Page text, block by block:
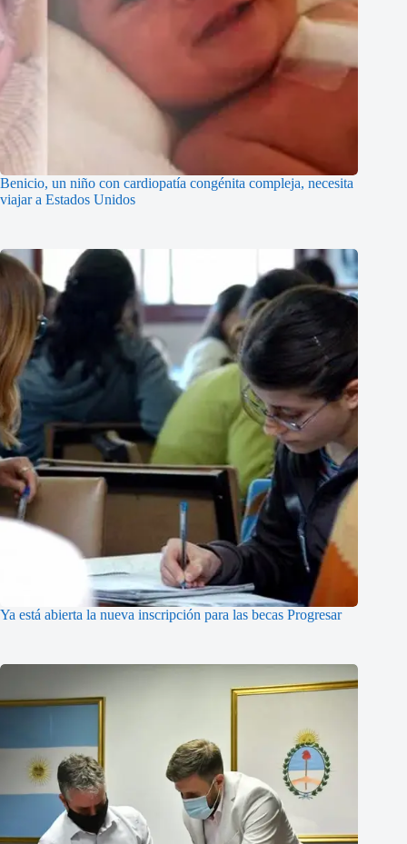
Benicio, un niño con cardiopatía congénita compleja, necesita
viajar a Estados Unidos
Ya está abierta la nueva inscripción para las becas Progresar